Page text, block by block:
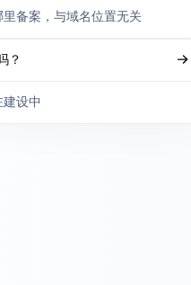
备案，与域名位置无关
？
设中